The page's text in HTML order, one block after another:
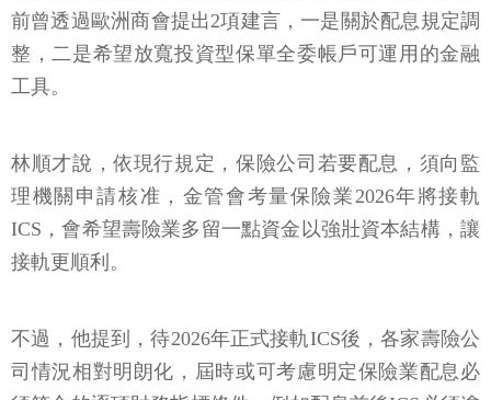
前曾透過歐洲商會提出2項建言，一是關於配息規定調
整，二是希望放寬投資型保單全委帳戶可運用的金融
工具。
林順才說，依現行規定，保險公司若要配息，須向監
理機關申請核准，金管會考量保險業2026年將接軌
ICS，會希望壽險業多留一點資金以強壯資本結構，讓
接軌更順利。
不過，他提到，待2026年正式接軌ICS後，各家壽險公
司情況相對明朗化，屆時或可考慮明定保險業配息必